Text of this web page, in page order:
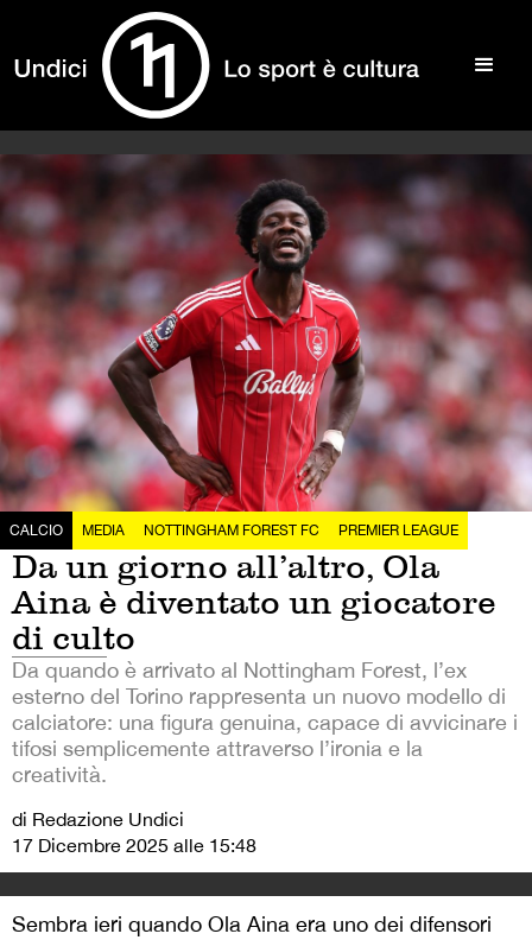
CALCIO MEDIA NOTTINGHAM FOREST FC PREMIER LEAGUE
Da un giorno all’altro, Ola
Aina è diventato un giocatore
di culto
Da quando è arrivato al Nottingham Forest, l’ex
esterno del Torino rappresenta un nuovo modello di
calciatore: una figura genuina, capace di avvicinare i
tifosi semplicemente attraverso l’ironia e la
creatività.
di Redazione Undici
17 Dicembre 2025 alle 15:48
Sembra ieri quando Ola Aina era uno dei difensori